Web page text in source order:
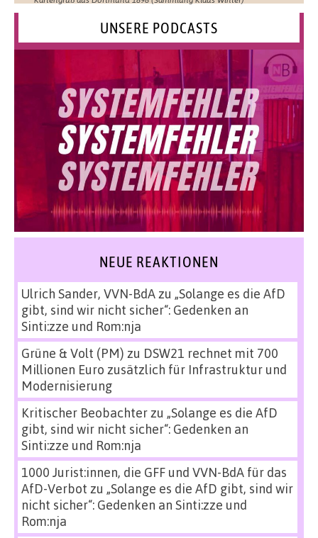
UNSERE PODCASTS
NEUE REAKTIONEN
Ulrich Sander, VVN-BdAzu „Solange es die AfD
gibt, sind wir nicht sicher“: Gedenken an
Sinti:zze und Rom:nja
Grüne & Volt (PM) zu DSW21 rechnet mit 700
Millionen Euro zusätzlich für Infrastruktur und
Modernisierung
Kritischer Beobachterzu „Solange es die AfD
gibt, sind wir nicht sicher“: Gedenken an
Sinti:zze und Rom:nja
1000 Jurist:innen, die GFF und VVN-BdA für das
AfD-Verbot zu „Solange es die AfD gibt, sind wir
nicht sicher“: Gedenken an Sinti:zze und
Rom:nja